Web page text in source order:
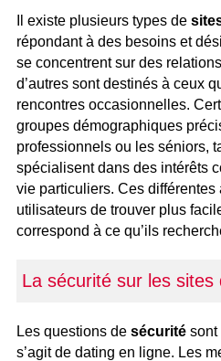
Il existe plusieurs types de
répondant à des besoins et
se concentrent sur des
d’autres sont destinés à ceux
rencontres occasionnelles.
groupes démographiques
professionnels ou les séniors,
spécialisent dans des intérêts
vie particuliers. Ces
utilisateurs de trouver plus
correspond à ce qu’ils
La sécurité sur les sites
Les questions de sécurité sont
s’agit de dating en ligne. Les